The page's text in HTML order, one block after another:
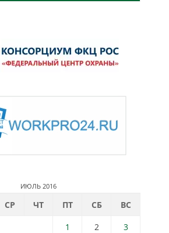
ИЮЛЬ 2016
СР ЧТ ПТ СБ
ВС
1
2
3